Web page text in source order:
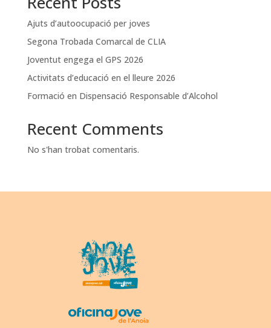
Ajuts d’autoocupació per joves
Segona Trobada Comarcal de CLIA
Joventut engega el GPS 2026
Activitats d’educació en el lleure 2026
Formació en Dispensació Responsable d’Alcohol
Recent Comments
No s'han trobat comentaris.